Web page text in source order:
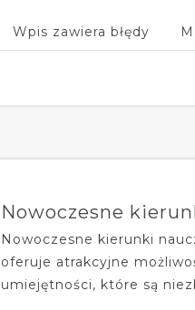
Wpis zawiera błędy
Nowoczesne
Nowoczesne kierunki
oferuje atrakcyjne
umiejętności, które są